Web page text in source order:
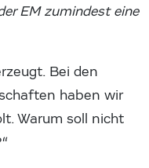
EM zumindest eine
Bei den
haben wir
Warum soll nicht